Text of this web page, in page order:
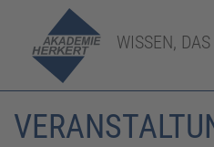
WISSEN,